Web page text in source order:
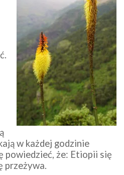
w każdej godzinie
powiedzieć, że: Etiopii się
przeżywa.